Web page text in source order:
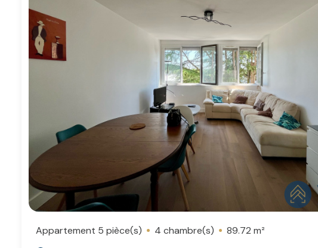
Appartement 5 pièce(s) 4 chambre(s) 89.72 m²